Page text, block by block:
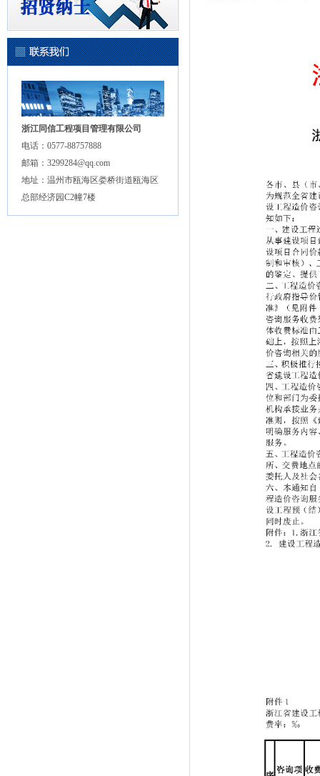
浙江同信工程项目管理有限公司
电话：0577-88757888
邮箱：3299284@qq.com
地址：温州市瓯海区娄桥街道瓯海区
总部经济园C2幢7楼